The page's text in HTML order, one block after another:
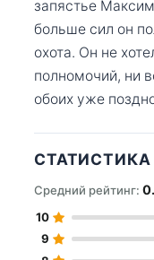
запястье
больше сил он
охота. Он не
полномочий, ни
обоих уже
СТАТИСТИКА
Средний рейтинг:
10
9